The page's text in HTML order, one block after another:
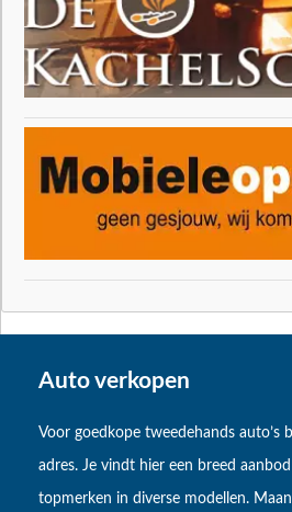
Auto verkopen
Voor goedkope tweedehands auto’s
adres. Je vindt hier een breed
topmerken in diverse modellen.